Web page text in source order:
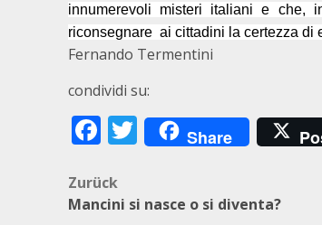
innumerevoli misteri italiani e che,
riconsegnare ai cittadini la certezza di
Fernando Termentini
condividi su:
Facebook
Twitter
Share
Beitragsnavigation
Zurück
Mancini si nasce o si diventa?